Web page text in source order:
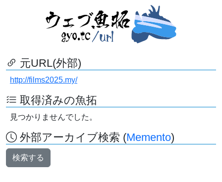
元URL(外部)
http://films2025.my/
取得済みの魚拓
見つかりませんでした。
外部アーカイブ検索 (Memento)
検索する